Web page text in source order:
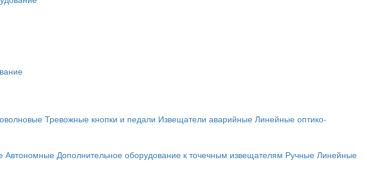
Тревожные кнопки и педали Извещатели аварийные Линейные оптико-
Автономные Дополнительное оборудование к точечным извещателям Ручные Линейные